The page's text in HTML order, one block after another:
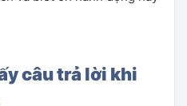
câu trả lời khi